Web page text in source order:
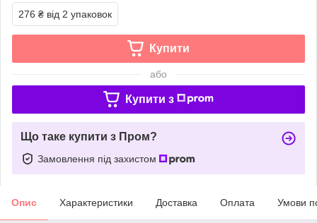
276 ₴ від 2 упаковок
Купити
або
Купити з
Що таке купити з Пром?
Замовлення під захистом
Опис Характеристики Доставка Оплата Умови